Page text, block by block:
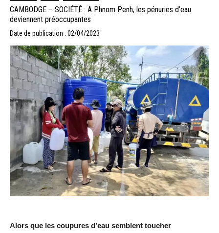
CAMBODGE – SOCIÉTÉ : A Phnom Penh, les pénuries d’eau
deviennent préoccupantes
Date de publication : 02/04/2023
Alors que les coupures d’eau semblent toucher